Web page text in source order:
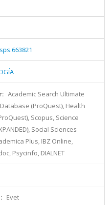
Academic Search Ultimate
(ProQuest), Health
Scopus, Science
Social Sciences
Plus, IBZ Online,
Psycinfo, DIALNET
Evet